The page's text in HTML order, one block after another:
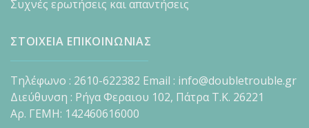
Συχνές ερωτήσεις και απαντήσεις
ΣΤΟΙΧΕΙΑ ΕΠΙΚΟΙΝΩΝΙΑΣ
Τηλέφωνο : 2610-622382 Email : info@doubletrouble.gr
Διεύθυνση : Ρήγα Φεραιου 102, Πάτρα Τ.Κ. 26221
Αρ. ΓΕΜΗ: 142460616000